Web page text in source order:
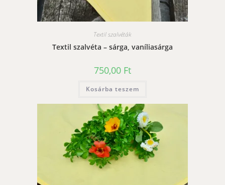
Textil szalvéták
Textil szalvéta – sárga, vaníliasárga
750,00 Ft
Kosárba teszem